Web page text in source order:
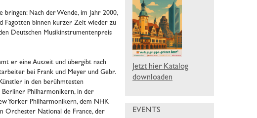
bringen: Nach der Wende, im Jahr 2000,
Fagotten binnen kurzer Zeit wieder zu
Deutschen Musikinstrumentenpreis
er eine Auszeit und übergibt nach
bei Frank und Meyer und Gebr.
in den berühmtesten
Philharmonikern, in der
Yorker Philharmonikern, dem NHK
Orchester National de France, der
Jetzt hier Katalog
downloaden
EVENTS